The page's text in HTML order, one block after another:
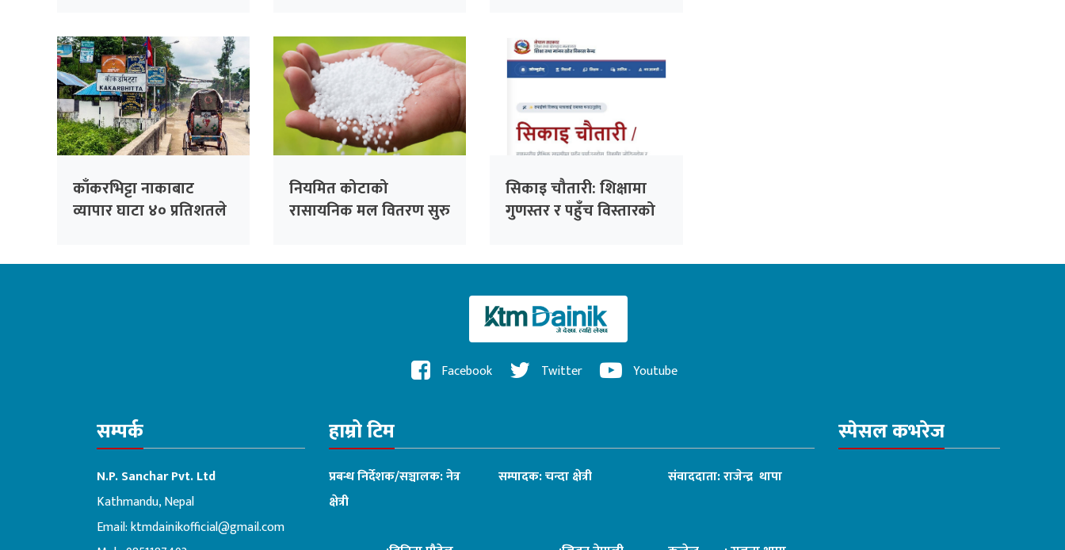
काँकरभिट्टा नाकाबाट
व्यापार घाटा ४० प्रतिशतले
नियमित कोटाको
रासायनिक मल वितरण सुरु
सिकाइ चौतारी: शिक्षामा
गुणस्तर र पहुँच विस्तारको
Facebook Twitter Youtube
सम्पर्क
N.P. Sanchar Pvt. Ltd
Kathmandu, Nepal
Email:ktmdainikofficial@gmail.com
हाम्रो टिम
प्रबन्ध निर्देशक/सञ्चालक: नेत्र
क्षेत्री
सम्पादक: चन्दा क्षेत्री संवाददाता: राजेन्द्र थापा
स्पेसल कभरेज